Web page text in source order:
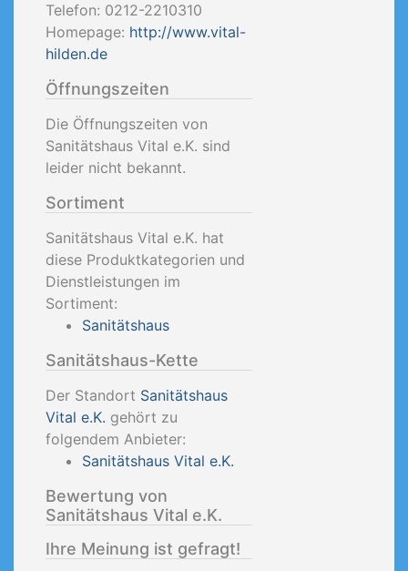
Telefon: 0212-2210310
Homepage: http://www.vital-
hilden.de
Öffnungszeiten
Die Öffnungszeiten von
Sanitätshaus Vital e.K. sind
leider nicht bekannt.
Sortiment
Sanitätshaus Vital e.K. hat
diese Produktkategorien und
Dienstleistungen im
Sortiment:
Sanitätshaus
Sanitätshaus-Kette
Der Standort Sanitätshaus
Vital e.K. gehört zu
folgendem Anbieter:
Sanitätshaus Vital e.K.
Bewertung von
Sanitätshaus Vital e.K.
Ihre Meinung ist gefragt!